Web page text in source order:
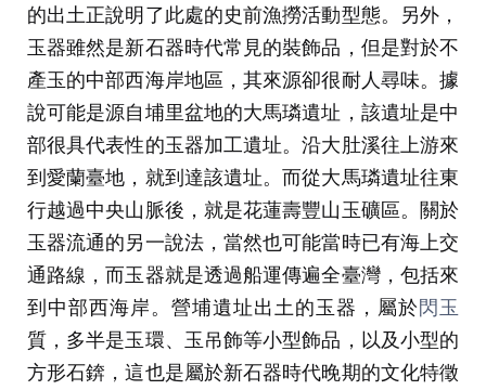
的出土正說明了此處的史前漁撈活動型態。另外，
玉器雖然是新石器時代常見的裝飾品，但是對於不
產玉的中部西海岸地區，其來源卻很耐人尋味。據
說可能是源自埔里盆地的大馬璘遺址，該遺址是中
部很具代表性的玉器加工遺址。沿大肚溪往上游來
到愛蘭臺地，就到達該遺址。而從大馬璘遺址往東
行越過中央山脈後，就是花蓮壽豐山玉礦區。關於
玉器流通的另一說法，當然也可能當時已有海上交
通路線，而玉器就是透過船運傳遍全臺灣，包括來
到中部西海岸。營埔遺址出土的玉器，屬於閃玉
質，多半是玉環、玉吊飾等小型飾品，以及小型的
方形石錛，這也是屬於新石器時代晚期的文化特徵